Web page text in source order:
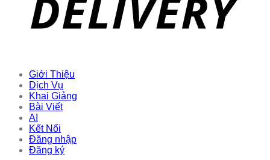
Giới Thiệu
Dịch Vụ
Khai Giảng
Bài Viết
AI
Kết Nối
Đăng nhập
Đăng ký